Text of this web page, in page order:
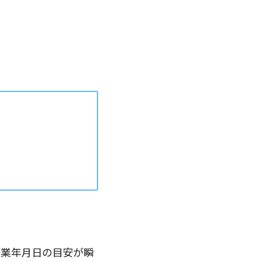
年月日の目安が瞬